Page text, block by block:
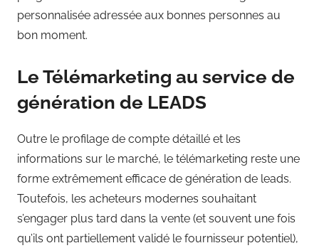
personnalisée adressée aux bonnes personnes au
bon moment.
Le Télémarketing au service de
génération de LEADS
Outre le profilage de compte détaillé et les
informations sur le marché, le télémarketing reste une
forme extrêmement efficace de génération de leads.
Toutefois, les acheteurs modernes souhaitant
s’engager plus tard dans la vente (et souvent une fois
qu’ils ont partiellement validé le fournisseur potentiel),